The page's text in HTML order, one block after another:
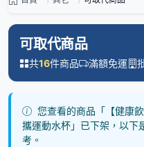
可取代商品
共16件商品 滿額免運
您查看的商品「【健康
攜運動水杯」已下架，以下
考。